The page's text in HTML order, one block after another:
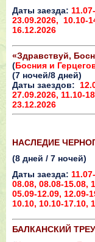
Даты заезда:
23.09.2026, 10.10-
16.12.2026
«Здравствуй,
(Босния и
(7 ночей/8 дней)
Даты заездов:
27.09.2026, 11.10-
23.12.2026
НАСЛЕДИЕ
(8 дней / 7 ночей)
Даты заезда:
08.08, 08.08-15.08,
05.09-12.09, 12.09-
10.10, 10.10-17.10,
БАЛКАНСКИЙ